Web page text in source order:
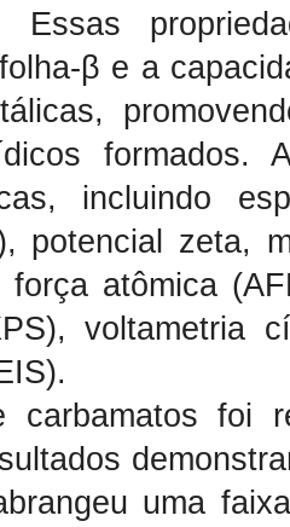
Essas
β e a
formados.
incluindo
potencial zeta,
força atômica
voltametria
carbamatos foi
uma